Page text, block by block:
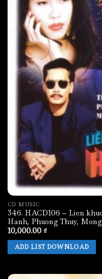
CD MUSIC
346. HACD106 – Lien
Hanh, Phuong Thuy,
10,000.00 ₫
ADD LIST DOWNLOAD